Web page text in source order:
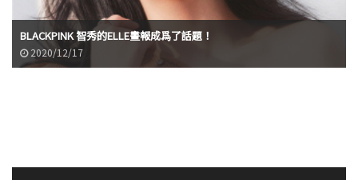
BLACKPINK 智秀的ELLE畫報成爲了話題！
2020/12/17